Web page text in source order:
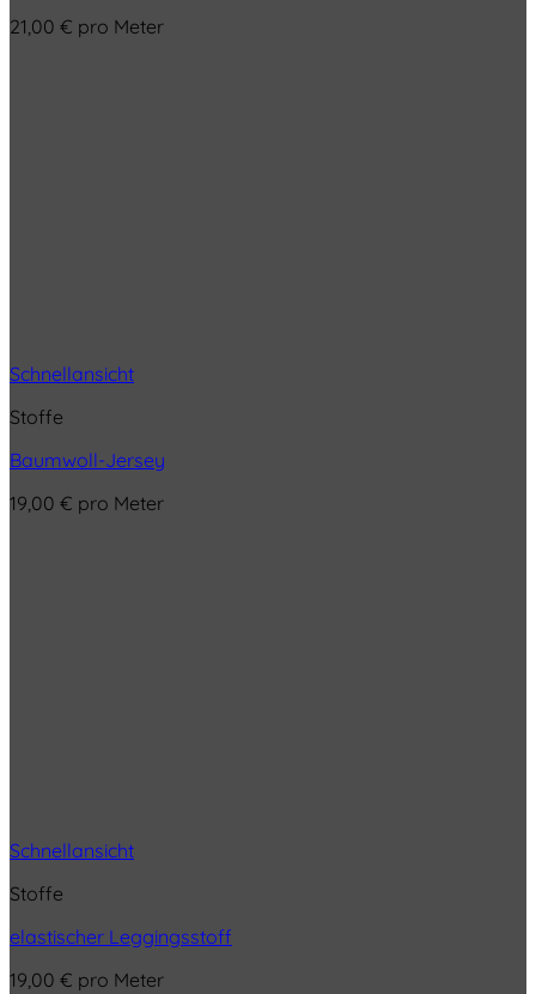
21,00 € pro Meter
Schnellansicht
Stoffe
Baumwoll-Jersey
19,00 € pro Meter
Schnellansicht
Stoffe
elastischer Leggingsstoff
19,00 € pro Meter